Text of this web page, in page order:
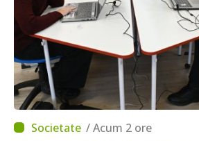
/ Acum 2 ore